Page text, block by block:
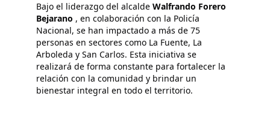
Bajo el liderazgo del alcalde Walfrando Forero
Bejarano , en colaboración con la Policía
Nacional, se han impactado a más de 75
personas en sectores como La Fuente, La
Arboleda y San Carlos. Esta iniciativa se
realizará de forma constante para fortalecer la
relación con la comunidad y brindar un
bienestar integral en todo el territorio.